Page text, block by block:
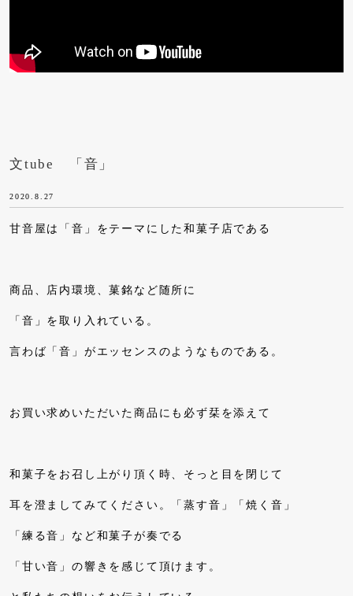
文tube 「音」
2020.8.27
甘音屋は「音」をテーマにした和菓子店である
商品、店内環境、菓銘など随所に
「音」を取り入れている。
言わば「音」がエッセンスのようなものである。
お買い求めいただいた商品にも必ず栞を添えて
和菓子をお召し上がり頂く時、そっと目を閉じて
耳を澄ましてみてください。「蒸す音」「焼く音」
「練る音」など和菓子が奏でる
「甘い音」の響きを感じて頂けます。